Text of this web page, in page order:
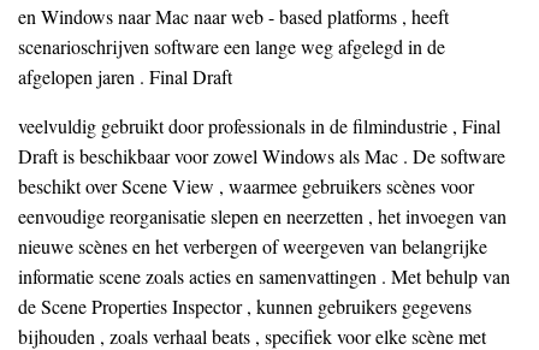
en Windows naar Mac naar web - based platforms , heeft
scenarioschrijven software een lange weg afgelegd in de
afgelopen jaren . Final Draft
veelvuldig gebruikt door professionals in de filmindustrie , Final
Draft is beschikbaar voor zowel Windows als Mac . De software
beschikt over Scene View , waarmee gebruikers scènes voor
eenvoudige reorganisatie slepen en neerzetten , het invoegen van
nieuwe scènes en het verbergen of weergeven van belangrijke
informatie scene zoals acties en samenvattingen . Met behulp van
de Scene Properties Inspector , kunnen gebruikers gegevens
bijhouden , zoals verhaal beats , specifiek voor elke scène met